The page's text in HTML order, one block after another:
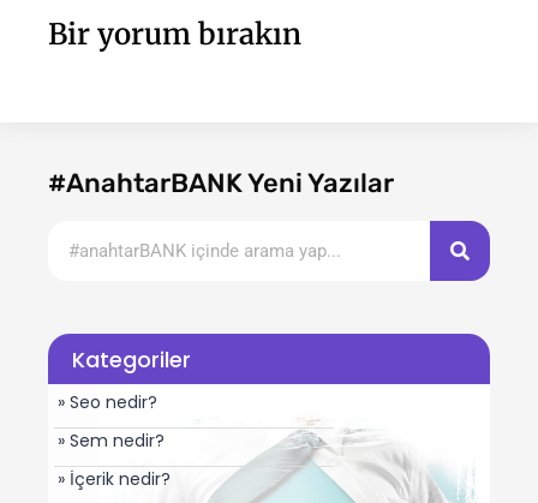
Bir yorum bırakın
#AnahtarBANK Yeni Yazılar
Kategoriler
» Seo nedir?
» Sem nedir?
» İçerik nedir?